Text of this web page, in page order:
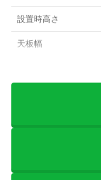
設置時高さ
天板幅